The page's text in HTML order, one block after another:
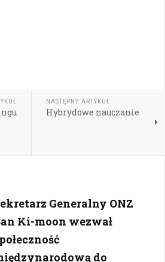
NASTĘPNY ARTYKUŁ
Hybrydowe nauczanie
Generalny ONZ
Ki-moon wezwał
do